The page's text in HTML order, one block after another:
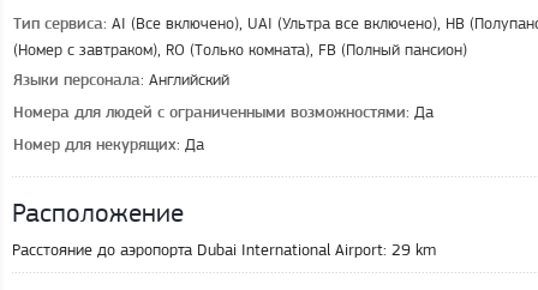
Тип сервиса: AI (Все включено), UAI (Ультра все включено), HB
(Номер с завтраком), RO (Только комната), FB (Полный пансион)
Языки персонала: Английский
Номера для людей с ограниченными возможностями: Да
Номер для некурящих: Да
Расположение
Расстояние до аэропорта Dubai International Airport: 29 km